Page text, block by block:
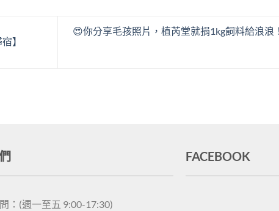
】
😍你分享毛孩照片，植芮堂就捐1kg飼料給浪浪
：(週一至五 9:00-17:30)
FACEBOOK